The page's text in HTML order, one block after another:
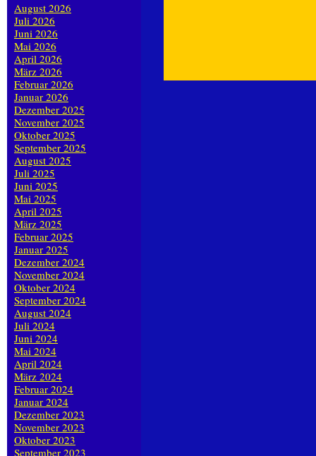
August 2026
Juli 2026
Juni 2026
Mai 2026
April 2026
März 2026
Februar 2026
Januar 2026
Dezember 2025
November 2025
Oktober 2025
September 2025
August 2025
Juli 2025
Juni 2025
Mai 2025
April 2025
März 2025
Februar 2025
Januar 2025
Dezember 2024
November 2024
Oktober 2024
September 2024
August 2024
Juli 2024
Juni 2024
Mai 2024
April 2024
März 2024
Februar 2024
Januar 2024
Dezember 2023
November 2023
Oktober 2023
September 2023